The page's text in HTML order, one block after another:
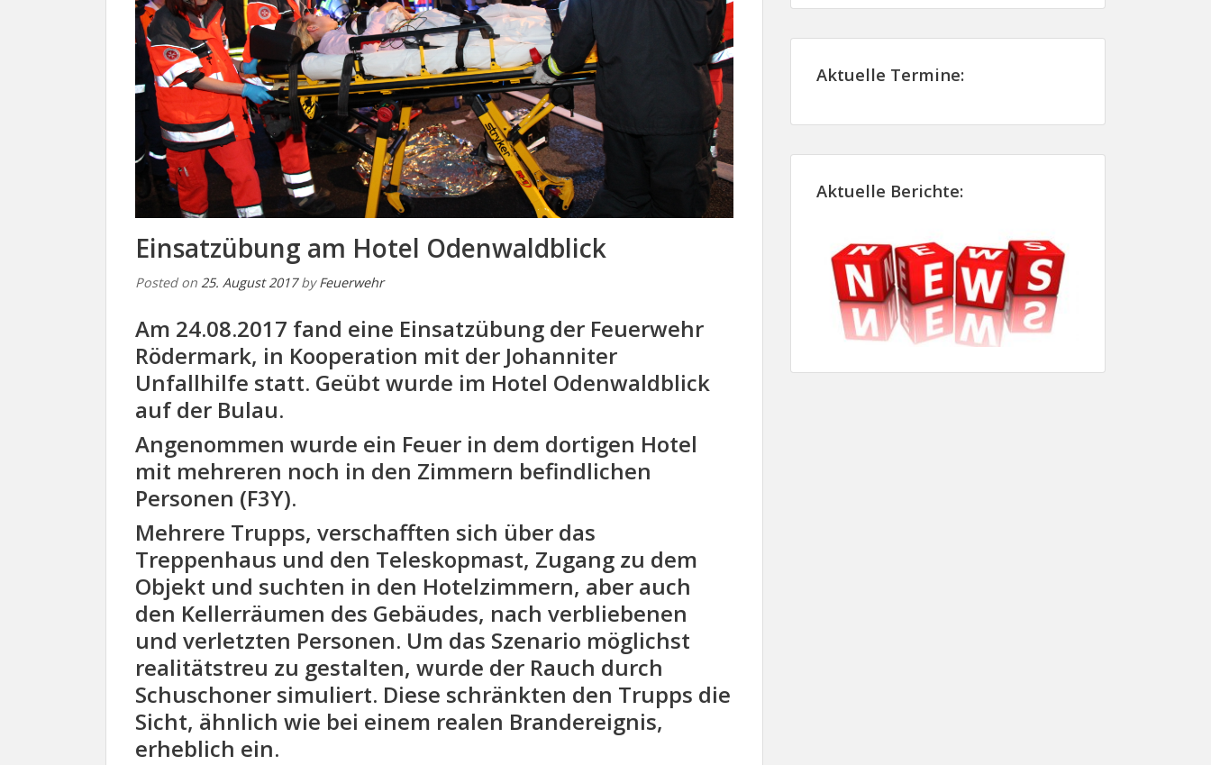
Einsatzübung am Hotel Odenwaldblick
Posted on 25. August 2017byFeuerwehr
Am 24.08.2017 fand eine Einsatzübung der Feuerwehr
Rödermark, in Kooperation mit der Johanniter
Unfallhilfe statt. Geübt wurde im Hotel Odenwaldblick
auf der Bulau.
Angenommen wurde ein Feuer in dem dortigen Hotel
mit mehreren noch in den Zimmern befindlichen
Personen (F3Y).
Mehrere Trupps, verschafften sich über das
Treppenhaus und den Teleskopmast, Zugang zu dem
Objekt und suchten in den Hotelzimmern, aber auch
den Kellerräumen des Gebäudes, nach verbliebenen
und verletzten Personen. Um das Szenario möglichst
realitätstreu zu gestalten, wurde der Rauch durch
Schuschoner simuliert. Diese schränkten den Trupps die
Sicht, ähnlich wie bei einem realen Brandereignis,
erheblich ein.
Aktuelle Termine:
Aktuelle Berichte: